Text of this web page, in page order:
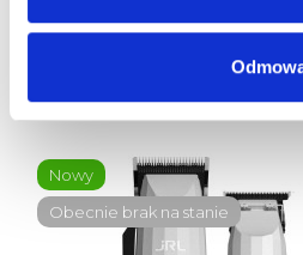
WAHL Zestaw Maszynka
970,00
Nowy
Obecnie brak na stanie